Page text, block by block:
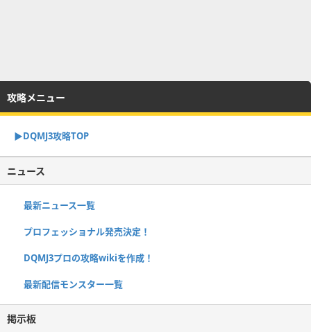
攻略メニュー
▶︎DQMJ3攻略TOP
ニュース
最新ニュース一覧
プロフェッショナル発売決定！
DQMJ3プロの攻略wikiを作成！
最新配信モンスター一覧
掲示板